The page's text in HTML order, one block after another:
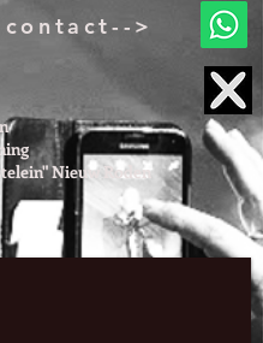
>
Nieuw Roden